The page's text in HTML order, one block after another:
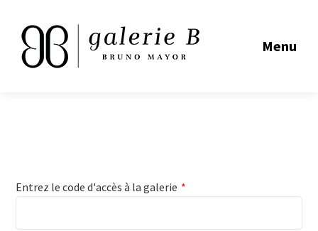
Menu
Entrez le code d'accès à la galerie *